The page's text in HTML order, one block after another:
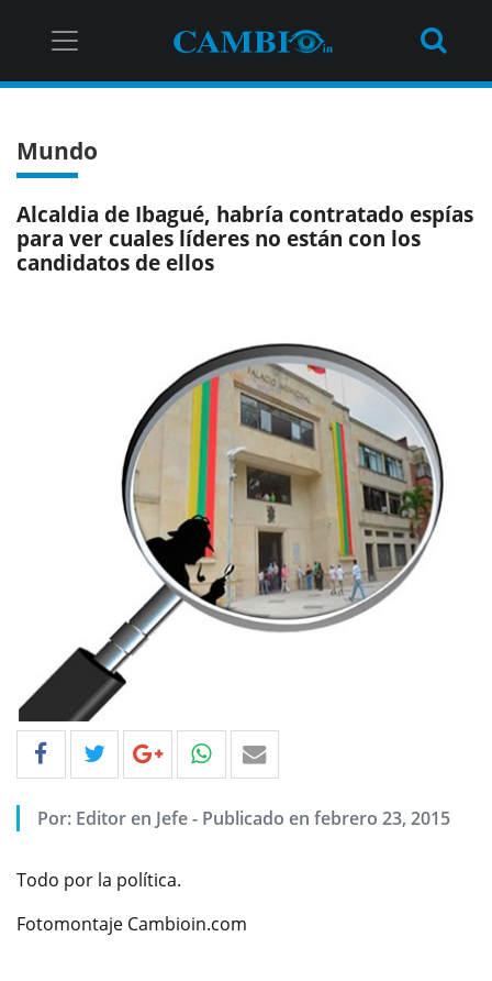
Mundo
Alcaldia de Ibagué, habría contratado espías
para ver cuales líderes no están con los
candidatos de ellos
Por: Editor en Jefe - Publicado en febrero 23, 2015
Todo por la política.
Fotomontaje Cambioin.com